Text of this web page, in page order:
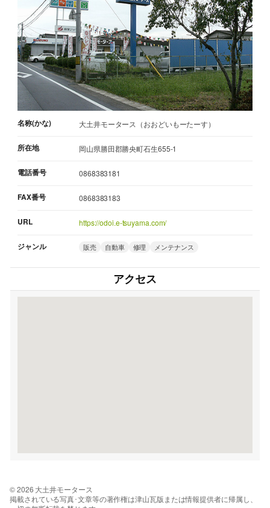
名称(かな) 大土井モータース（おおどいもーたーす）
所在地 岡山県勝田郡勝央町石生655-1
電話番号 0868383181
FAX番号 0868383183
URL https://odoi.e-tsuyama.com/
ジャンル 販売 自動車 修理 メンテナンス
アクセス
© 2026 大土井モータース
掲載されている写真･文章等の著作権は津山瓦版または情報提供者に帰属し、